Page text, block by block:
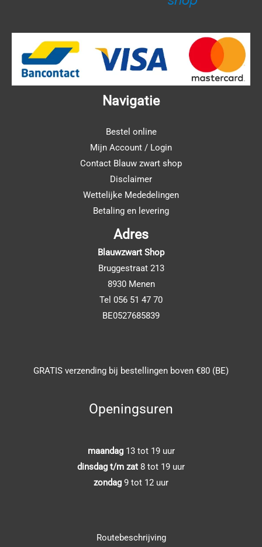
Navigatie
Bestel online
Mijn Account / Login
Contact Blauw zwart shop
Disclaimer
Wettelijke Mededelingen
Betaling en levering
Adres
Blauwzwart Shop
Bruggestraat 213
8930 Menen
Tel 056 51 47 70
BE0527685839
GRATIS verzending bij bestellingen boven €80 (BE)
Openingsuren
maandag 13 tot 19 uur
dinsdag t/m zat 8 tot 19 uur
zondag 9 tot 12 uur
Routebeschrijving